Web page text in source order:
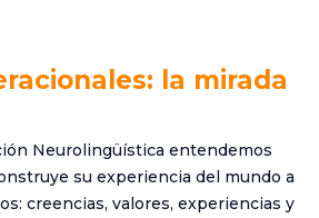
la mirada
Neurolingüística entendemos
su experiencia del mundo a
creencias, valores, experiencias y